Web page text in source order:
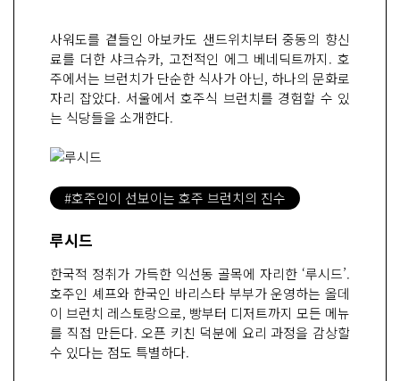
사워도를 곁들인 아보카도 샌드위치부터 중동의 향신
료를 더한 샤크슈카, 고전적인 에그 베네딕트까지. 호
주에서는 브런치가 단순한 식사가 아닌, 하나의 문화로
자리 잡았다. 서울에서 호주식 브런치를 경험할 수 있
는 식당들을 소개한다.
#호주인이 선보이는 호주 브런치의 진수
루시드
한국적 정취가 가득한 익선동 골목에 자리한 ‘루시드’.
호주인 셰프와 한국인 바리스타 부부가 운영하는 올데
이 브런치 레스토랑으로, 빵부터 디저트까지 모든 메뉴
를 직접 만든다. 오픈 키친 덕분에 요리 과정을 감상할
수 있다는 점도 특별하다.